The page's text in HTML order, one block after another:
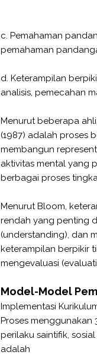
c. Pemahaman
pemahaman
d. Keterampilan
analisis, pemecahan
Menurut beberapa
(1987) adalah proses
membangun
aktivitas mental yang
berbagai proses
Menurut Bloom,
rendah yang penting
(understanding), dan
keterampilan berpikir
mengevaluasi
Model-Model
Implementasi
Proses
perilaku saintifik,
adalah